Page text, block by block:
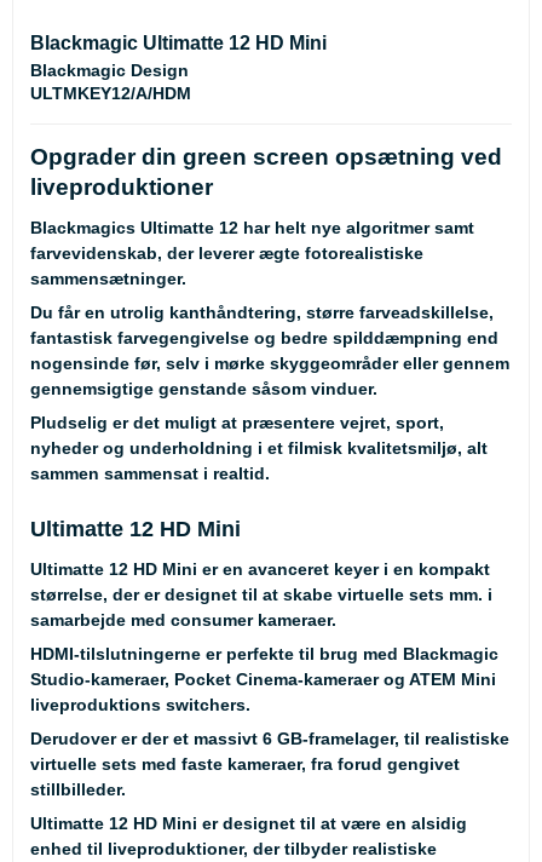
Blackmagic Ultimatte 12 HD Mini
Blackmagic Design
ULTMKEY12/A/HDM
Opgrader din green screen opsætning ved
liveproduktioner
Blackmagics Ultimatte 12 har helt nye algoritmer samt
farvevidenskab, der leverer ægte fotorealistiske
sammensætninger.
Du får en utrolig kanthåndtering, større farveadskillelse,
fantastisk farvegengivelse og bedre spilddæmpning end
nogensinde før, selv i mørke skyggeområder eller gennem
gennemsigtige genstande såsom vinduer.
Pludselig er det muligt at præsentere vejret, sport,
nyheder og underholdning i et filmisk kvalitetsmiljø, alt
sammen sammensat i realtid.
Ultimatte 12 HD Mini
Ultimatte 12 HD Mini er en avanceret keyer i en kompakt
størrelse, der er designet til at skabe virtuelle sets mm. i
samarbejde med consumer kameraer.
HDMI-tilslutningerne er perfekte til brug med Blackmagic
Studio-kameraer, Pocket Cinema-kameraer og ATEM Mini
liveproduktions switchers.
Derudover er der et massivt 6 GB-framelager, til realistiske
virtuelle sets med faste kameraer, fra forud gengivet
stillbilleder.
Ultimatte 12 HD Mini er designet til at være en alsidig
enhed til liveproduktioner, der tilbyder realistiske